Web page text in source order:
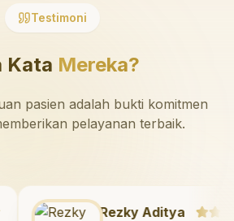
Testimoni
Kata Mereka?
pasien adalah bukti komitmen
pelayanan terbaik.
Rezky Aditya